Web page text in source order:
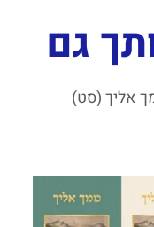
גם
אליך (סט)